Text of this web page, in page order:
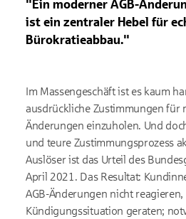
"Ein moderner AGB-
ist ein zentraler Hebel für
Bürokratieabbau."
Im Massengeschäft ist es kaum
ausdrückliche Zustimmungen für
Änderungen einzuholen. Und
und teure Zustimmungsprozess
Auslöser ist das Urteil des
April 2021. Das Resultat:
AGB-Änderungen nicht
Kündigungssituation geraten;